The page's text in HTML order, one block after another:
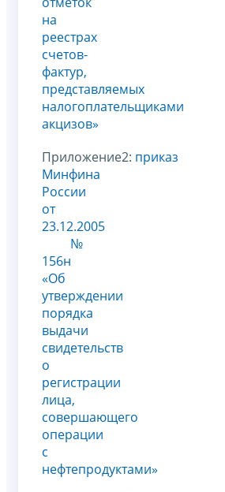
на
реестрах
счетов-
фактур,
представляемых
налогоплательщиками
акцизов»
Приложение2: приказ
Минфина
России
от
23.12.2005
№
156н
«Об
утверждении
порядка
выдачи
свидетельств
о
регистрации
лица,
совершающего
операции
с
нефтепродуктами»